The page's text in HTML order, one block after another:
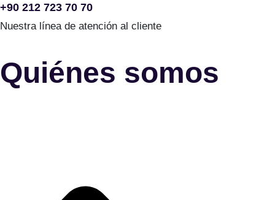
+90 212 723 70 70
Nuestra línea de atención al cliente
Quiénes somos